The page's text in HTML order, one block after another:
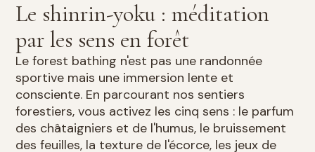
Le shinrin-yoku : méditation
par les sens en forêt
Le forest bathing n'est pas une randonnée
sportive mais une immersion lente et
consciente. En parcourant nos sentiers
forestiers, vous activez les cinq sens : le parfum
des châtaigniers et de l'humus, le bruissement
des feuilles, la texture de l'écorce, les jeux de